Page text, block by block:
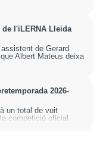
l'iLERNA Lleida
assistent de Gerard
Albert Mateus deixa
2026-
un total de vuit
competició oficial